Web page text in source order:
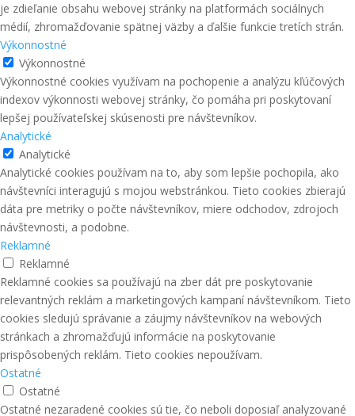
je zdieľanie obsahu webovej stránky na platformách sociálnych
médií, zhromažďovanie spätnej väzby a ďalšie funkcie tretích strán.
Výkonnostné
Výkonnostné
Výkonnostné cookies využívam na pochopenie a analýzu kľúčových
indexov výkonnosti webovej stránky, čo pomáha pri poskytovaní
lepšej používateľskej skúsenosti pre návštevníkov.
Analytické
Analytické
Analytické cookies používam na to, aby som lepšie pochopila, ako
návštevníci interagujú s mojou webstránkou. Tieto cookies zbierajú
dáta pre metriky o počte návštevníkov, miere odchodov, zdrojoch
návštevnosti, a podobne.
Reklamné
Reklamné
Reklamné cookies sa používajú na zber dát pre poskytovanie
relevantných reklám a marketingových kampaní návštevníkom. Tieto
cookies sledujú správanie a záujmy návštevníkov na webových
stránkach a zhromažďujú informácie na poskytovanie
prispôsobených reklám. Tieto cookies nepoužívam.
Ostatné
Ostatné
Ostatné nezaradené cookies sú tie, čo neboli doposiaľ analyzované